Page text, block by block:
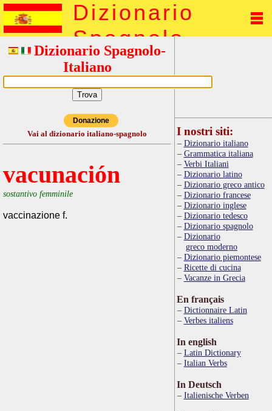
Dizionario
Spagnolo
Dizionario Spagnolo-
Italiano
Donazione
Vai al dizionario italiano-spagnolo
vacunación
sostantivo femminile
vaccinazione f.
I nostri siti:
Dizionario italiano
Grammatica italiana
Verbi Italiani
Dizionario latino
Dizionario greco antico
Dizionario francese
Dizionario inglese
Dizionario tedesco
Dizionario spagnolo
Dizionario
greco moderno
Dizionario piemontese
Ricette di cucina
Vacanze in Grecia
En français
Dictionnaire Latin
Verbes italiens
In english
Latin Dictionary
Italian Verbs
In Deutsch
Italienische Verben